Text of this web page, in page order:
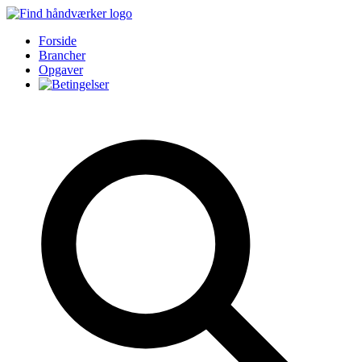
Forside
Brancher
Opgaver